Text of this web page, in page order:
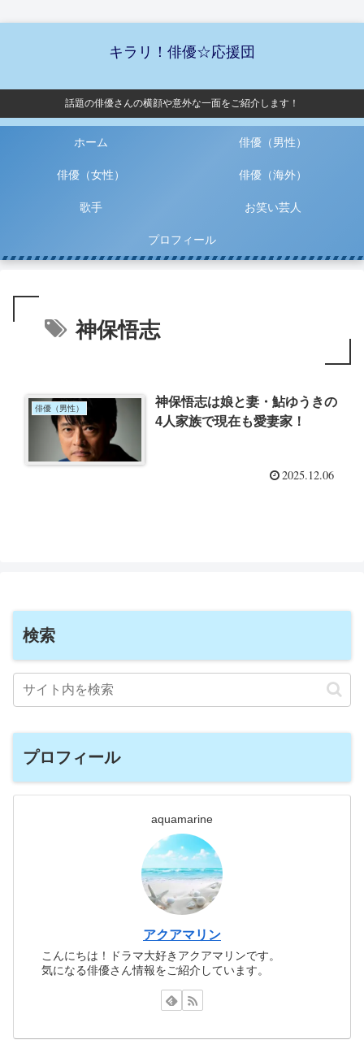
キラリ！俳優☆応援団
話題の俳優さんの横顔や意外な一面をご紹介します！
ホーム 俳優（男性）
俳優（女性） 俳優（海外）
歌手 お笑い芸人
プロフィール
神保悟志
俳優（男性）
神保悟志は娘と妻・鮎ゆうきの
4人家族で現在も愛妻家！
2025.12.06
検索
プロフィール
aquamarine
アクアマリン
こんにちは！ドラマ大好きアクアマリンです。
気になる俳優さん情報をご紹介しています。